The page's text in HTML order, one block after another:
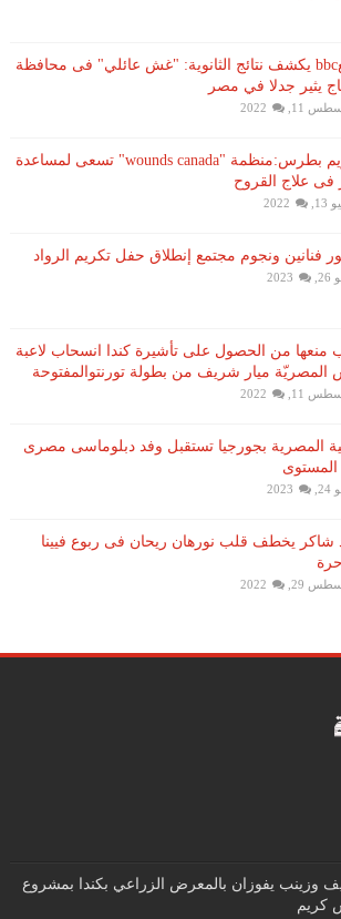
موقعbbc يكشف نتائج الثانوية: "غش عائلي" فى محافظة
يثير جدلا في مصر
11, 2022
د.مريم بطرس:منظمة "wounds canada" تسعى لمساعدة
علاج القروح
2022
فنانين ونجوم مجتمع إنطلاق حفل تكريم الرواد
منعها من الحصول على تأشيرة كندا انسحاب لاعبة
المصريّة ​ميار شريف​ من بطولة ​تورنتو​المفتوحة
11, 2022
المصرية بجورجيا تستقبل وفد دبلوماسى مصرى
المستوى
شاكر يخطف قلب نورهان ريحان فى ربوع فيينا
29, 2022
وزينب يفوزان بالمعرض الزراعي بكندا بمشروع
كريم